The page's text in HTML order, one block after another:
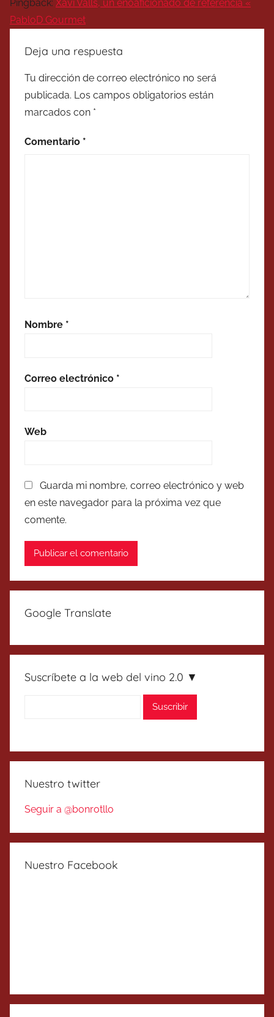
Pingback: Xavi Valls, un enoaficionado de referencia «
PabloD Gourmet
Deja una respuesta
Tu dirección de correo electrónico no será
publicada. Los campos obligatorios están
marcados con *
Comentario *
Nombre *
Correo electrónico *
Web
Guarda mi nombre, correo electrónico y web
en este navegador para la próxima vez que
comente.
Google Translate
Suscríbete a la web del vino 2.0 ▼
Nuestro twitter
Seguir a @bonrotllo
Nuestro Facebook